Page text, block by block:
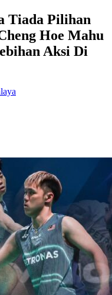
Tiada Pilihan
Hoe Mahu
Aksi Di